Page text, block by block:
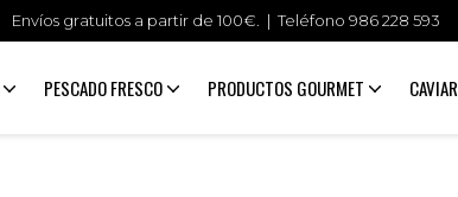
Envíos gratuitos a partir de 100€. | Teléfono 986 228 593
PESCADO FRESCO PRODUCTOS GOURMET CAVIAR